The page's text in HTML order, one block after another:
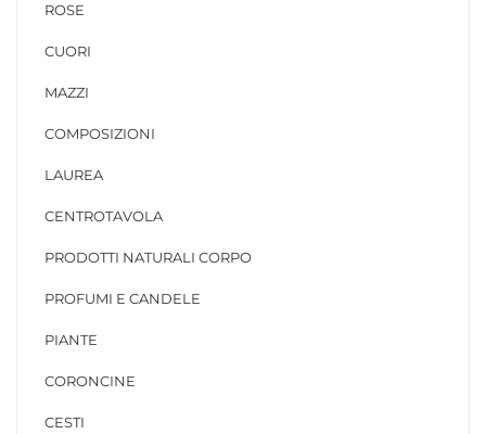
ROSE
CUORI
MAZZI
COMPOSIZIONI
LAUREA
CENTROTAVOLA
PRODOTTI NATURALI CORPO
PROFUMI E CANDELE
PIANTE
CORONCINE
CESTI